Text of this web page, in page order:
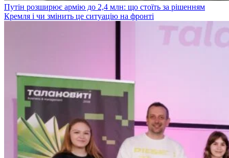
Путін розширює армію до 2,4 млн: що стоїть за рішенням
Кремля і чи змінить це ситуацію на фронті